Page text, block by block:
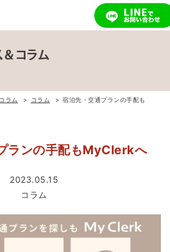
コラム
ラム コラム
宿泊先・交通プランの手配も
ランの手配もMyClerkへ
2023.05.15
コラム